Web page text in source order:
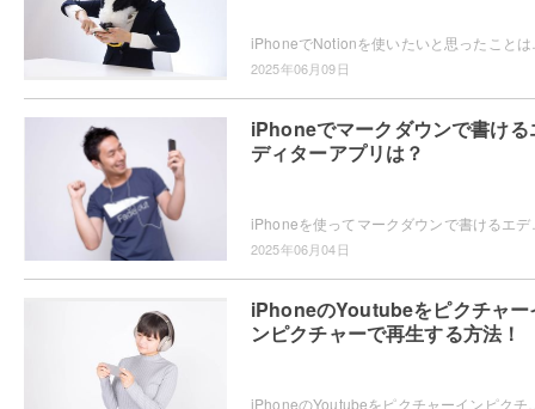
2025年06月09日
iPhoneでマークダウンで書ける
ディターアプリは？
2025年06月04日
iPhoneのYoutubeをピクチャー
ンピクチャーで再生する方法！